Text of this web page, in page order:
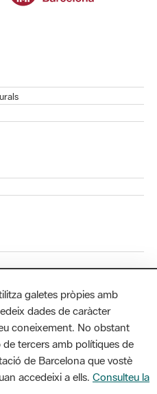
galetes pròpies amb
dades de caràcter
coneixement. No obstant
tercers amb polítiques de
de Barcelona que vostè
accedeixi a ells. Consulteu la